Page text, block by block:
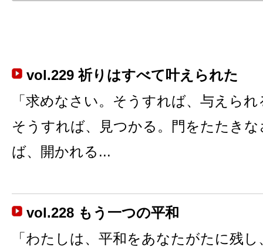
vol.229 祈りはすべて叶えられた
「求めなさい。そうすれば、与えら
そうすれば、見つかる。門をたたき
ば、開かれる...
vol.228 もう一つの平和
「わたしは、平和をあなたがたに残